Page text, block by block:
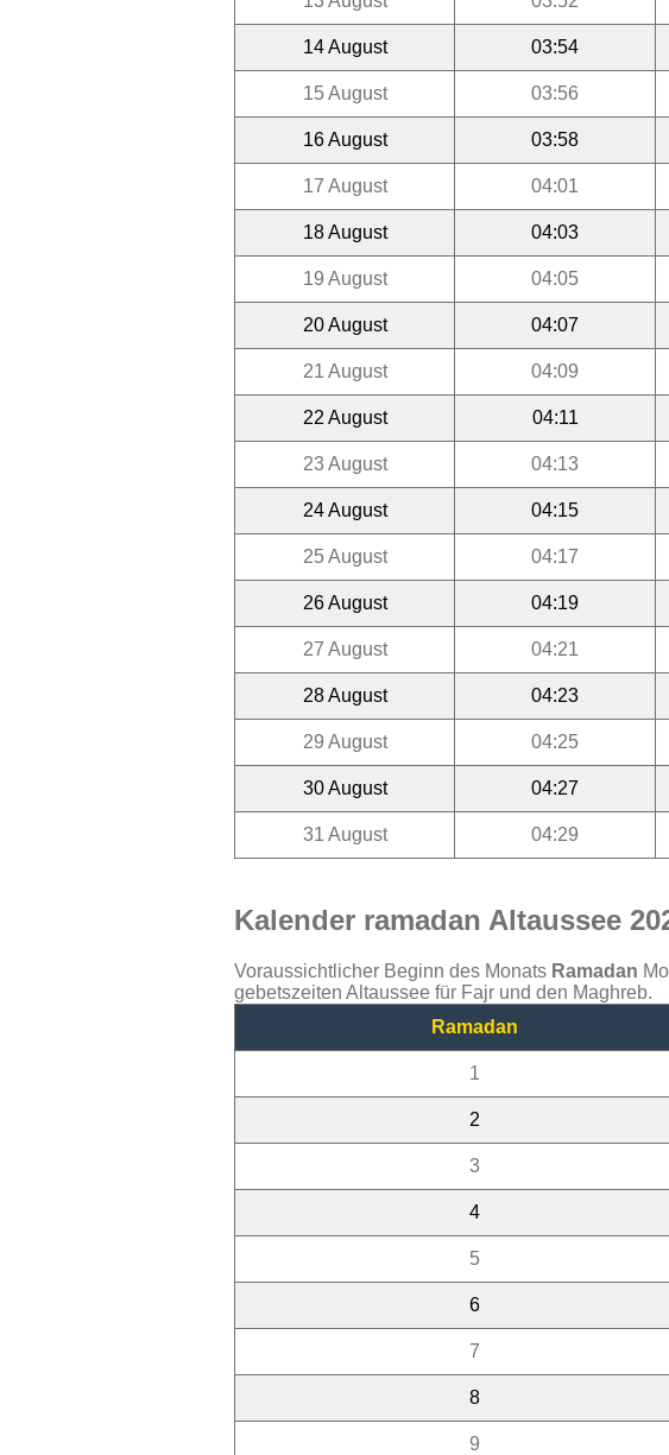
14 August 03:54
15 August 03:56
16 August 03:58
17 August 04:01
18 August 04:03
19 August 04:05
20 August 04:07
21 August 04:09
22 August 04:11
23 August 04:13
24 August 04:15
25 August 04:17
26 August 04:19
27 August 04:21
28 August 04:23
29 August 04:25
30 August 04:27
31 August 04:29
Kalender ramadan Altaussee
Voraussichtlicher Beginn des Monats Ramadan
gebetszeiten Altaussee für Fajr und den Maghreb.
Ramadan
1
2
3
4
5
6
7
8
9